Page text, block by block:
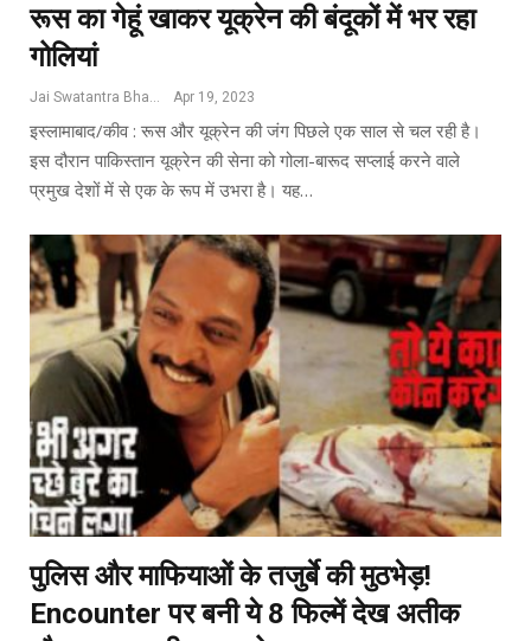
रूस का गेहूं खाकर यूक्रेन की बंदूकों में भर रहा
गोलियां
Jai Swatantra Bharat Apr 19, 2023
इस्लामाबाद/कीव : रूस और यूक्रेन की जंग पिछले एक साल से चल रही है।
इस दौरान पाकिस्तान यूक्रेन की सेना को गोला-बारूद सप्लाई करने वाले
प्रमुख देशों में से एक के रूप में उभरा है। यह…
पुलिस और माफियाओं के तजुर्बे की मुठभेड़!
Encounter पर बनी ये 8 फिल्में देख अतीक